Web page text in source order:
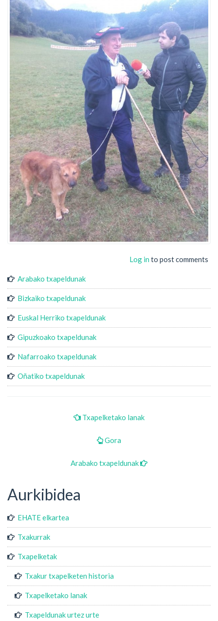
Log in to post comments
Arabako txapeldunak
Bizkaiko txapeldunak
Euskal Herriko txapeldunak
Gipuzkoako txapeldunak
Nafarroako txapeldunak
Oñatiko txapeldunak
Txapelketako lanak
Gora
Arabako txapeldunak
Aurkibidea
EHATE elkartea
Txakurrak
Txapelketak
Txakur txapelketen historia
Txapelketako lanak
Txapeldunak urtez urte